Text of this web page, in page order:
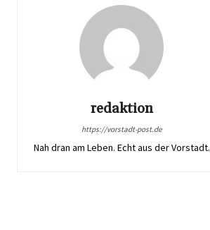
redaktion
https://vorstadt-post.de
Nah dran am Leben. Echt aus der Vorstadt.